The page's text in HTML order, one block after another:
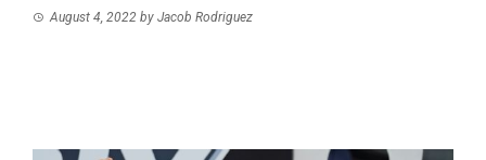
August 4, 2022 by Jacob Rodriguez